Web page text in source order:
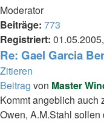
Moderator
Beiträge: 773
Registriert:
Re: Gael Garcia
Zitieren
Beitrag von Master
Kommt angeblich auch
Owen, A.M.Stahl